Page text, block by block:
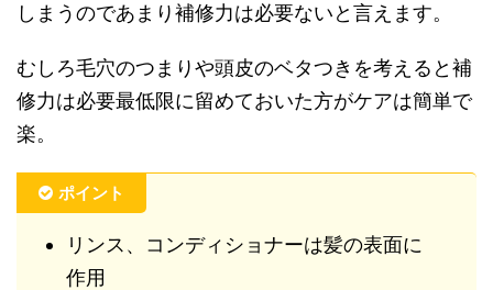
しまうのであまり補修力は必要ないと言えます。
むしろ毛穴のつまりや頭皮のベタつきを考えると補
修力は必要最低限に留めておいた方がケアは簡単で
楽。
ポイント
リンス、コンディショナーは髪の表面に
作用